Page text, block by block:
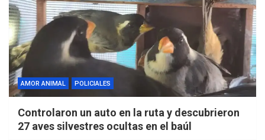
AMOR ANIMAL POLICIALES
Controlaron un auto en la ruta y descubrieron
27 aves silvestres ocultas en el baúl